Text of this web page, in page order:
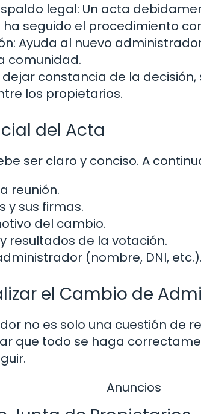
legal: Un acta
seguido el procedimiento
Ayuda al nuevo
comunidad.
dejar constancia de la
los propietarios.
del Acta
ser claro y conciso. A
reunión.
y sus firmas.
del cambio.
resultados de la votación.
(nombre, DNI, etc.).
el Cambio de
no es solo una cuestión de
que todo se haga
Anuncios